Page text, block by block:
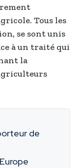
Tous les
se sont unis
à un traité qui
la
de